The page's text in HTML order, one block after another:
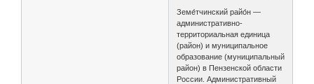
Земе́тчинский райо́н —
административно-
территориальная единица
(район) и муниципальное
образование (муниципальный
район) в Пензенской области
России. Административный